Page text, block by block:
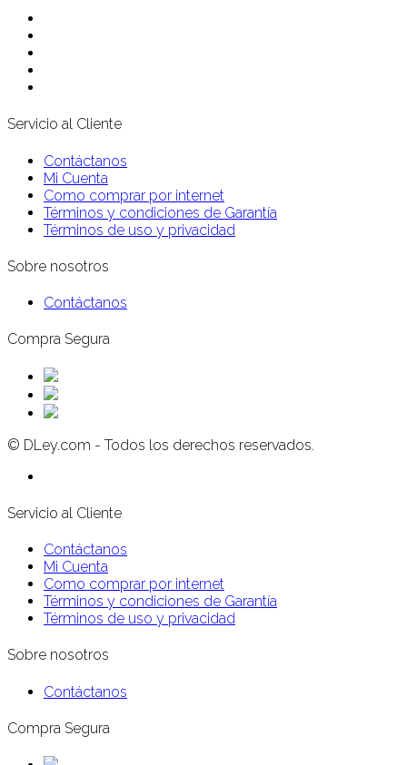
Servicio al Cliente
Contáctanos
Mi Cuenta
Como comprar por internet
Términos y condiciones de Garantía
Términos de uso y privacidad
Sobre nosotros
Contáctanos
Compra Segura
© DLey.com - Todos los derechos reservados.
Servicio al Cliente
Contáctanos
Mi Cuenta
Como comprar por internet
Términos y condiciones de Garantía
Términos de uso y privacidad
Sobre nosotros
Contáctanos
Compra Segura